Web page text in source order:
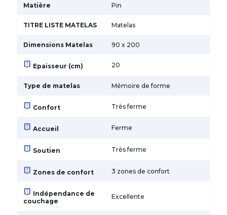
Matière Pin
TITRE LISTE MATELAS Matelas
Dimensions Matelas 90 x 200
live_help Epaisseur (cm) 20
Type de matelas Mémoire de forme
live_help Confort Très ferme
live_help Accueil Ferme
live_help Soutien Très ferme
live_help Zones de confort 3 zones de confort
live_help Indépendance de
couchage
Excellente